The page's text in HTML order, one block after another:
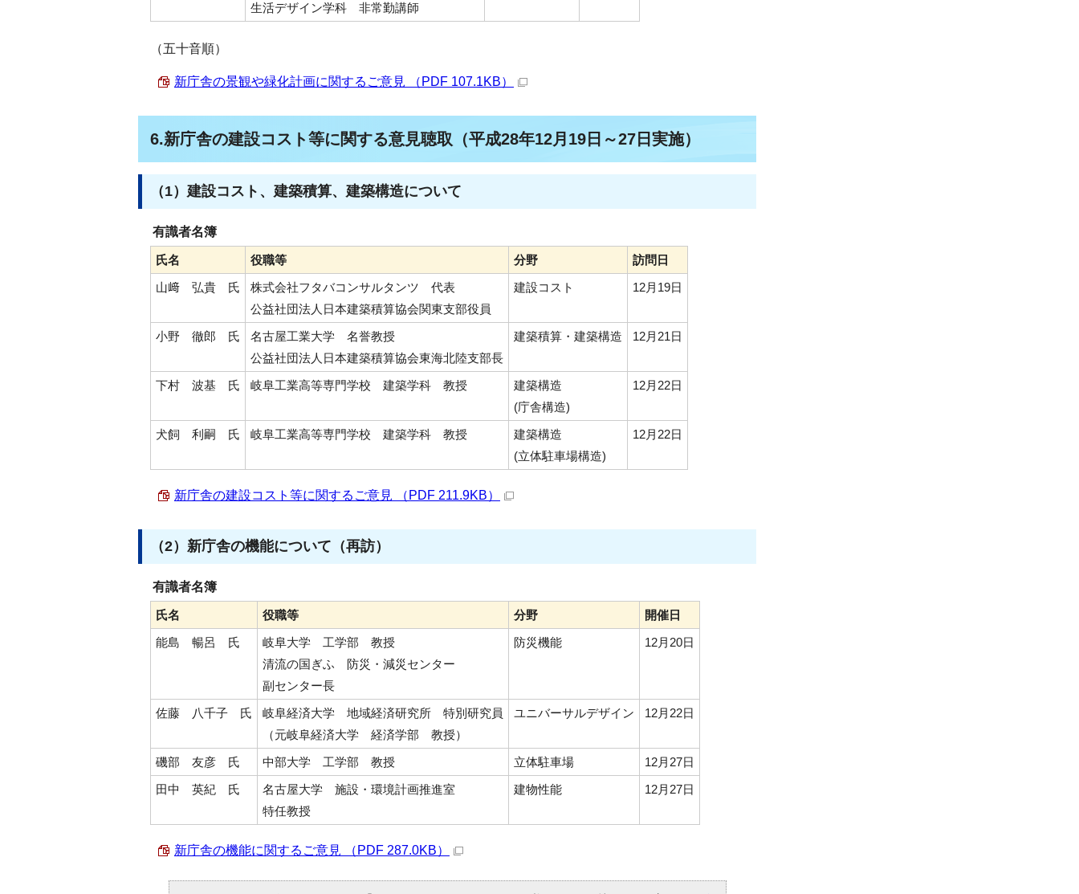
生活デザイン学科 非常勤講師
（五十音順）
新庁舎の景観や緑化計画に関するご意見 （PDF 107.1KB）
6.新庁舎の建設コスト等に関する意見聴取（平成28年12月19日～27日実施）
（1）建設コスト、建築積算、建築構造について
有識者名簿
氏名 役職等 分野
訪問日
山﨑 弘貴 氏
株式会社フタバコンサルタンツ 代表
公益社団法人日本建築積算協会関東支部役員
建設コスト 12月19日
小野 徹郎 氏
名古屋工業大学 名誉教授
公益社団法人日本建築積算協会東海北陸支部長
建築積算・建築構造 12月21日
下村 波基 氏 岐阜工業高等専門学校 建築学科 教授
建築構造
(庁舎構造)
12月22日
犬飼 利嗣 氏 岐阜工業高等専門学校 建築学科 教授
建築構造
(立体駐車場構造)
12月22日
新庁舎の建設コスト等に関するご意見 （PDF 211.9KB）
（2）新庁舎の機能について（再訪）
有識者名簿
氏名 役職等 分野
開催日
能島 暢呂 氏
岐阜大学 工学部 教授
清流の国ぎふ 防災・減災センター
副センター長
防災機能 12月20日
佐藤 八千子 氏
岐阜経済大学 地域経済研究所 特別研究員
（元岐阜経済大学 経済学部 教授）
ユニバーサルデザイン 12月22日
磯部 友彦 氏 中部大学 工学部 教授 立体駐車場
12月27日
田中 英紀 氏
名古屋大学 施設・環境計画推進室
特任教授
建物性能 12月27日
新庁舎の機能に関するご意見 （PDF 287.0KB）